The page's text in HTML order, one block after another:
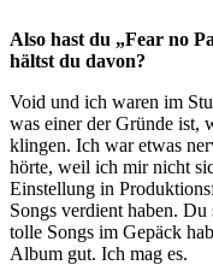
Also hast du „Fear no
hältst du davon?
Void und ich waren im
was einer der Gründe ist,
klingen. Ich war etwas
hörte, weil ich mir nicht
Einstellung in
Songs verdient haben. Du
tolle Songs im Gepäck
Album gut. Ich mag es.